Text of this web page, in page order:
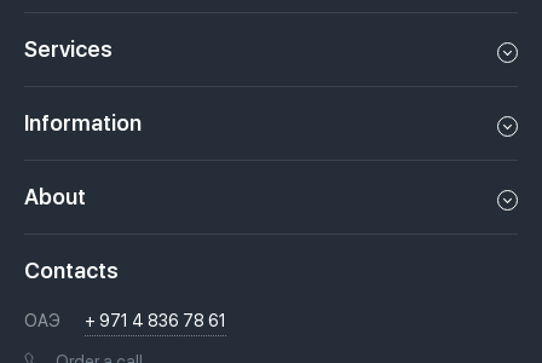
Apartments in Dubai
Penthouse in Dubai
Services
Rent a property in Dubai, UAE
Недвижимость за криптовалюту в Дубае
Moving to Dubai, UAE
Information
Laws
Questions And Answers
Books
About
Licenses
Contacts
ОАЭ + 971 4 836 78 61